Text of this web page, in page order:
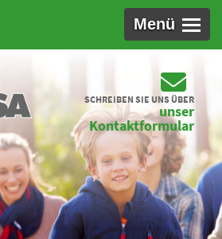
Menü
SCHREIBEN SIE UNS ÜBER
unser
Kontaktformular